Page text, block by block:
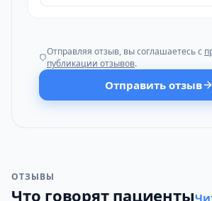
Отправляя отзыв, вы соглашаетесь с
публикации отзывов.
Отправить отзыв
ОТЗЫВЫ
Что говорят пациенты